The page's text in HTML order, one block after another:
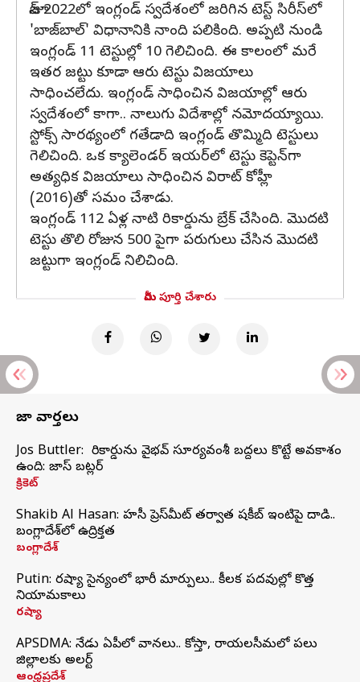
జూన్ 2022లో ఇంగ్లండ్ స్వదేశంలో జరిగిన టెస్ట్ సిరీస్‌లో
'బాజ్‌బాల్' విధానానికి నాంది పలికింది. అప్పటి నుండి
ఇంగ్లండ్ 11 టెస్టుల్లో 10 గెలిచింది. ఈ కాలంలో మరే
ఇతర జట్టు కూడా ఆరు టెస్టు విజయాలు
సాధించలేదు. ఇంగ్లండ్ సాధించిన విజయాల్లో ఆరు
స్వదేశంలో కాగా.. నాలుగు విదేశాల్లో నమోదయ్యాయి.
స్టోక్స్ సారథ్యంలో గతేడాది ఇంగ్లండ్ తొమ్మిది టెస్టులు
గెలిచింది. ఒక క్యాలెండర్ ఇయర్‌లో టెస్టు కెప్టెన్‌గా
అత్యధిక విజయాలు సాధించిన విరాట్ కోహ్లీ
(2016)తో సమం చేశాడు.
ఇంగ్లండ్ 112 ఏళ్ల నాటి రికార్డును బ్రేక్ చేసింది. మొదటి
టెస్టు తొలి రోజున 500 పైగా పరుగులు చేసిన మొదటి
జట్టుగా ఇంగ్లండ్ నిలిచింది.
మీరు పూర్తి చేశారు
తాజా వార్తలు
Jos Buttler: నా రికార్డును వైభవ్ సూర్యవంశీ బద్దలు కొట్టే అవకాశం
ఉంది: జాస్ బట్లర్
క్రికెట్
Shakib Al Hasan: హసీనా ప్రెస్‌మీట్‌ తర్వాత షకీబ్‌ ఇంటిపై దాడి..
బంగ్లాదేశ్‌లో ఉద్రిక్తత
బంగ్లాదేశ్
Putin: రష్యా సైన్యంలో భారీ మార్పులు.. కీలక పదవుల్లో కొత్త
నియామకాలు
రష్యా
APSDMA: నేడు ఏపీలో వానలు.. కోస్తా, రాయలసీమలో పలు
జిల్లాలకు అలర్ట్
ఆంధ్రప్రదేశ్